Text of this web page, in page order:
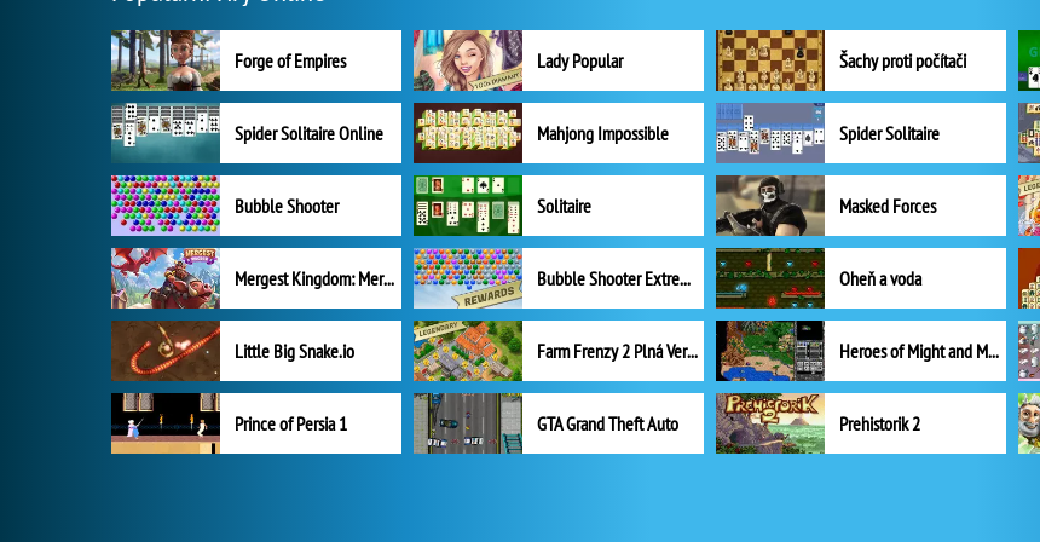
Forge of Empires Lady Popular Šachy proti počítači
Spider Solitaire Online Mahjong Impossible Spider Solitaire
Bubble Shooter Solitaire Masked Forces
Mergest Kingdom: Merge Puzzle Bubble Shooter Extreme Oheň a voda
Little Big Snake.io Farm Frenzy 2 Plná Verze Heroes of Might and Magic II
Prince of Persia 1 GTA Grand Theft Auto Prehistorik 2